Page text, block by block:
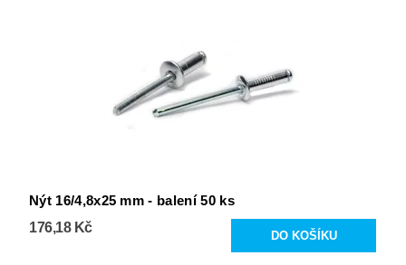
Nýt 16/4,8x25 mm - balení 50 ks
176,18 Kč